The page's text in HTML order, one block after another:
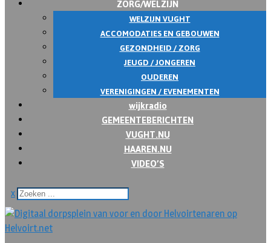
WELZIJN VUGHT
ACCOMODATIES EN GEBOUWEN
GEZONDHEID / ZORG
JEUGD / JONGEREN
OUDEREN
VERENIGINGEN / EVENEMENTEN
wijkradio
GEMEENTEBERICHTEN
VUGHT.NU
HAAREN.NU
VIDEO’S
x